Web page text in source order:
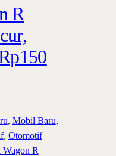
R
, Mobil Baru
, Otomotif
Wagon R